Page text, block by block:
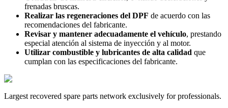
frenadas bruscas.
Realizar las regeneraciones del DPF de acuerdo con las
recomendaciones del fabricante.
Revisar y mantener adecuadamente el vehículo, prestando
especial atención al sistema de inyección y al motor.
Utilizar combustible y lubricantes de alta calidad que
cumplan con las especificaciones del fabricante.
Largest recovered spare parts network exclusively for professionals.